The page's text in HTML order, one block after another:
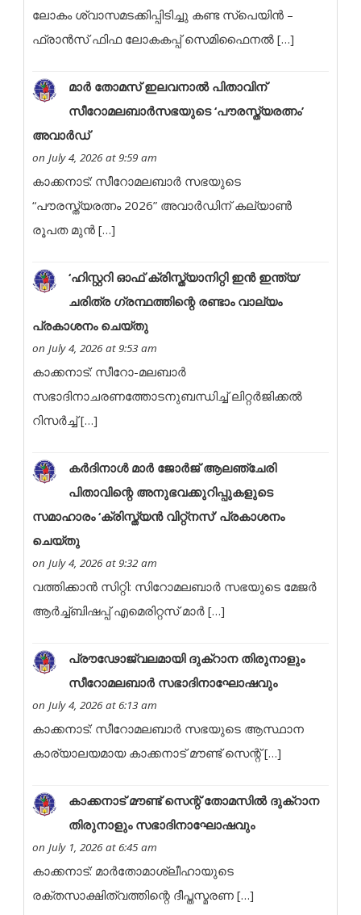
ലോകം ശ്വാസമടക്കിപ്പിടിച്ചു കണ്ട സ്പെയിൻ –
ഫ്രാൻസ് ഫിഫ ലോകകപ്പ് സെമിഫൈനൽ […]
മാർ തോമസ് ഇലവനാൽ പിതാവിന്
സീറോമലബാർസഭയുടെ ‘പൗരസ്ത്യരത്നം’
അവാർഡ്
on July 4, 2026 at 9:59 am
കാക്കനാട്: സീറോമലബാർ സഭയുടെ
“പൗരസ്ത്യരത്നം 2026” അവാർഡിന് കല്യാൺ
രൂപത മുൻ […]
‘ഹിസ്റ്ററി ഓഫ് ക്രിസ്ത്യാനിറ്റി ഇൻ ഇന്ത്യ’
ചരിത്ര ഗ്രന്ഥത്തിന്റെ രണ്ടാം വാല്യം
പ്രകാശനം ചെയ്തു
on July 4, 2026 at 9:53 am
കാക്കനാട്: സീറോ-മലബാർ
സഭാദിനാചരണത്തോടനുബന്ധിച്ച് ലിറ്റർജിക്കൽ
റിസർച്ച് […]
കർദിനാൾ മാർ ജോർജ് ആലഞ്ചേരി
പിതാവിന്റെ അനുഭവക്കുറിപ്പുകളുടെ
സമാഹാരം ‘ക്രിസ്ത്യൻ വിറ്റ്നസ്’ പ്രകാശനം
ചെയ്തു
on July 4, 2026 at 9:32 am
വത്തിക്കാൻ സിറ്റി: സിറോമലബാർ സഭയുടെ മേജർ
ആർച്ച്ബിഷപ്പ് എമെരിറ്റസ് മാർ […]
പ്രൗഢോജ്വലമായി ദുക്റാന തിരുനാളും
സീറോമലബാർ സഭാദിനാഘോഷവും
on July 4, 2026 at 6:13 am
കാക്കനാട്: സീറോമലബാർ സഭയുടെ ആസ്ഥാന
കാര്യാലയമായ കാക്കനാട് മൗണ്ട് സെന്റ് […]
കാക്കനാട് മൗണ്ട് സെന്റ് തോമസിൽ ദുക്റാന
തിരുനാളും സഭാദിനാഘോഷവും
on July 1, 2026 at 6:45 am
കാക്കനാട്: മാർതോമാശ്ലീഹായുടെ
രക്തസാക്ഷിത്വത്തിന്റെ ദീപ്തസ്മരണ […]